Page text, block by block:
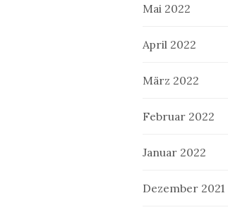
Mai 2022
April 2022
März 2022
Februar 2022
Januar 2022
Dezember 2021